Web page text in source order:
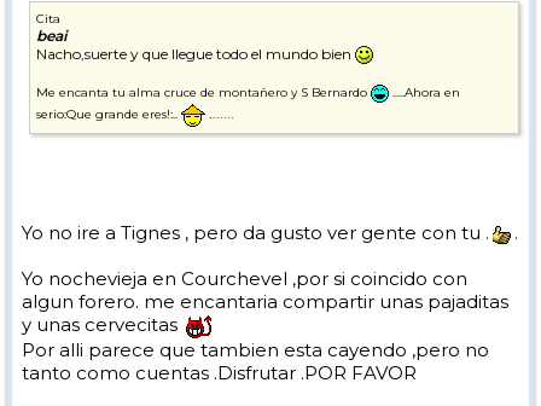
Cita
beai
Nacho,suerte y que llegue todo el mundo bien
Me encanta tu alma cruce de montañero y S Bernardo
.....Ahora en
serio:Que grande eres!:..
Yo no ire a Tignes , pero da gusto ver gente con tu .
.
Yo nochevieja en Courchevel ,por si coincido con
algun forero. me encantaria compartir unas pajaditas
y unas cervecitas
Por alli parece que tambien esta cayendo ,pero no
tanto como cuentas .Disfrutar .POR FAVOR